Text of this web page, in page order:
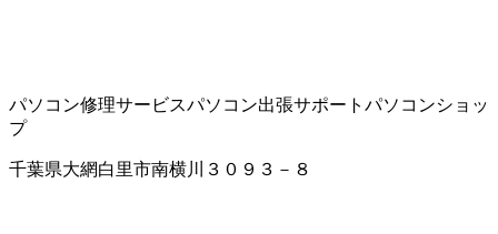
パソコン修理サービスパソコン出張サポート パソコンショッ
プ
千葉県大網白里市南横川３０９３－８